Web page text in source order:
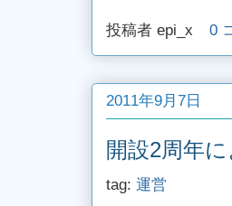
投稿者 epi_x 0
2011年9月7日
開設2周年
tag: 運営